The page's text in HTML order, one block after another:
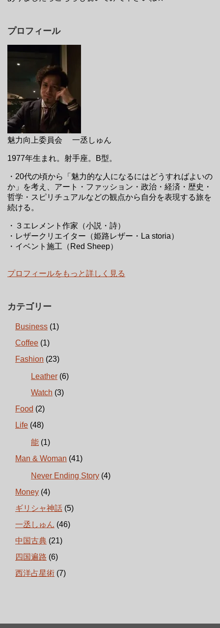
プロフィール
魅力向上委員会 一丞しゅん
1977年生まれ。射手座。B型。
・20代の頃から「魅力的な人になるにはどうすればよいの
か」を考え、アート・ファッション・政治・経済・歴史・
哲学・スピリチュアルなどの観点から自分を表現する旅を
続ける。
・３エレメント作家（小説・詩）
・レザークリエイター（姫路レザー・La storia）
・イベント施工（Red Sheep）
プロフィールをもっと詳しく見る
カテゴリー
Business (1)
Coffee (1)
Fashion (23)
Leather (6)
Watch (3)
Food (2)
Life (48)
能 (1)
Man & Woman (41)
Never Ending Story (4)
Money (4)
ギリシャ神話 (5)
一丞しゅん (46)
中国古典 (21)
四国遍路 (6)
西洋占星術 (7)